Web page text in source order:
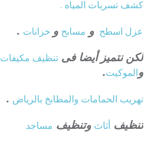
كشف تسربات المياه .
عزل اسطح و مسابح و خزانات .
لكن نتميز أيضا فى تنظيف مكيفات
والموكيت.
تهريب الحمامات والمطابخ بالرياض .
تنظيف أثاث وتنظيف مساجد